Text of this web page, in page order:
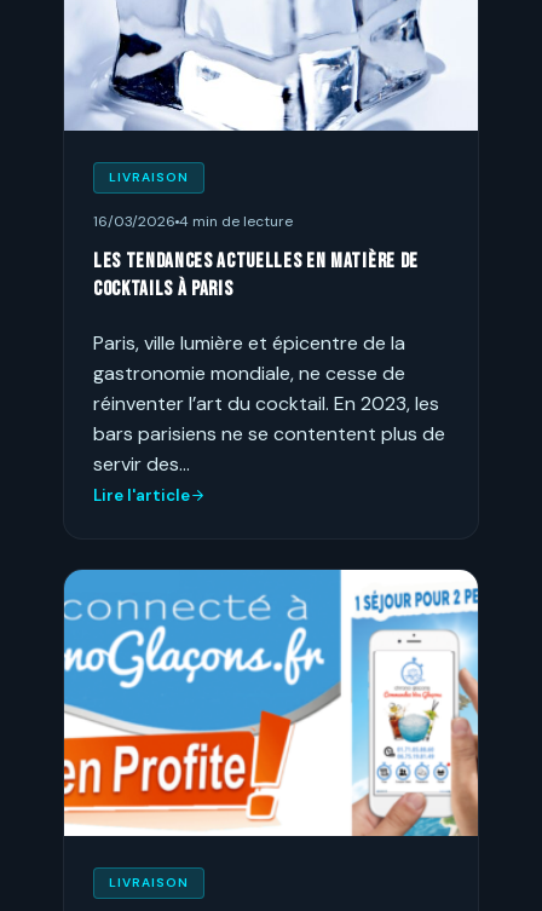
LIVRAISON
16/03/2026 4 min de lecture
Les tendances actuelles en matière de
cocktails à Paris
Paris, ville lumière et épicentre de la
gastronomie mondiale, ne cesse de
réinventer l’art du cocktail. En 2023, les
bars parisiens ne se contentent plus de
servir des…
Lire l'article
LIVRAISON